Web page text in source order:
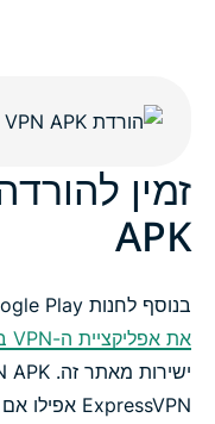
APK
בנוסף לחנות Google Play, יש לכם את האפשרות
את אפליקציית ה-VPN בתור APK